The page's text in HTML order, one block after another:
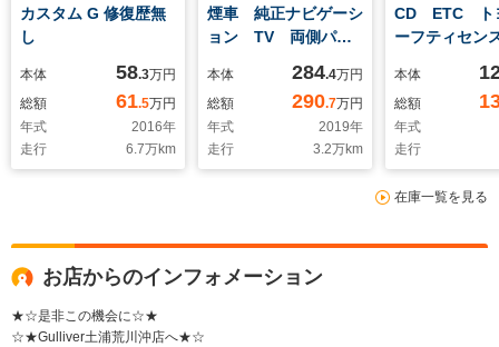
カスタム G 修復歴無
し
本体 58.3万円
総額
61.5万円
年式
2016年
走行
6.7万km
煙車 純正ナビゲーシ
ョン TV 両側パワ
ETC2.0 トヨタセー
フティセンス クルー
ズコントロール レー
ンキープアシスト オ
ートマチックハイビー
本体 284.4万円
総額
290.7万円
年式
2019年
走行
3.2万km
CD ETC ト
ーフティセ
ートマチック
ム フロアマ
滑り防止装置
ラッシュセ
リモコンキー
エアコン ス
本体
総額
年式
走行
在庫一覧を見る
お店からのインフォメーション
★☆是非この機会に☆★
☆★Gulliver土浦荒川沖店へ★☆